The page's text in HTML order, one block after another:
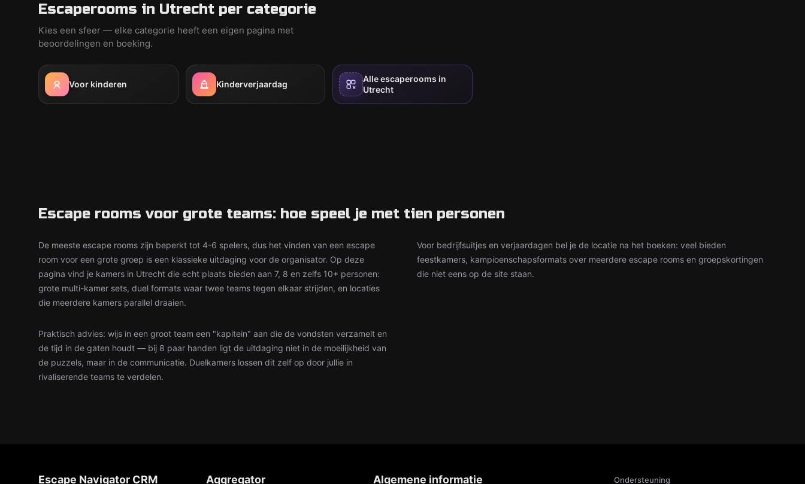
Escaperooms in Utrecht per categorie
Kies een sfeer — elke categorie heeft een eigen pagina met
beoordelingen en boeking.
Voor kinderen Kinderverjaardag
Alle escaperooms in
Utrecht
Escape rooms voor grote teams: hoe speel je met tien personen
De meeste escape rooms zijn beperkt tot 4-6 spelers, dus het vinden van een escape
room voor een grote groep is een klassieke uitdaging voor de organisator. Op deze
pagina vind je kamers in Utrecht die echt plaats bieden aan 7, 8 en zelfs 10+ personen:
grote multi-kamer sets, duel formats waar twee teams tegen elkaar strijden, en locaties
die meerdere kamers parallel draaien.
Voor bedrijfsuitjes en verjaardagen bel je de locatie na het boeken: veel bieden
feestkamers, kampioenschapsformats over meerdere escape rooms en groepskortingen
die niet eens op de site staan.
Praktisch advies: wijs in een groot team een "kapitein" aan die de vondsten verzamelt en
de tijd in de gaten houdt — bij 8 paar handen ligt de uitdaging niet in de moeilijkheid van
de puzzels, maar in de communicatie. Duelkamers lossen dit zelf op door jullie in
rivaliserende teams te verdelen.
Escape Navigator CRM Aggregator Algemene informatie Ondersteuning